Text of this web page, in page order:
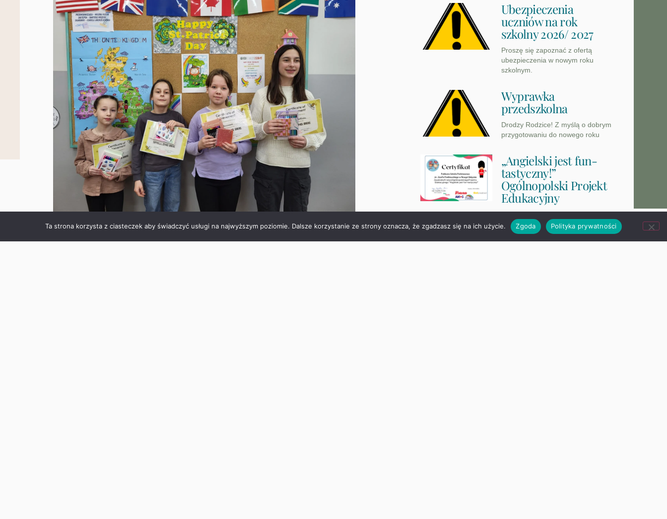
Ubezpieczenia
uczniów na rok
szkolny 2026/ 2027
Proszę się zapoznać z ofertą
ubezpieczenia w nowym roku
szkolnym.
Wyprawka
przedszkolna
Drodzy Rodzice! Z myślą o dobrym
przygotowaniu do nowego roku
„Angielski jest fun-
tastyczny!”
Ogólnopolski Projekt
Edukacyjny
W mijającym roku szkolnym
uczniowie klasy I – IV wzięli
Ta strona korzysta z ciasteczek aby świadczyć usługi na najwyższym poziomie. Dalsze korzystanie ze strony oznacza, że zgadzasz się na ich użycie. Zgoda Polityka prywatności